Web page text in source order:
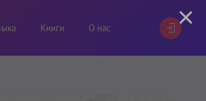
Книги О нас ×